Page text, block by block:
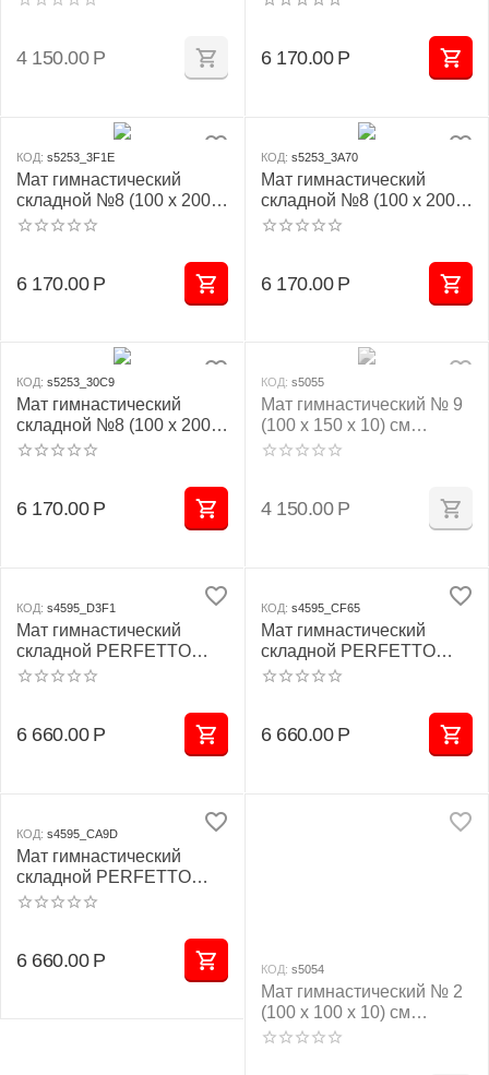
4 150.00 Р 6 170.00 Р
КОД: s5253_3F1E
Мат гимнастический
складной №8 (100 х 200 х
10) см сине/жёлтый 1
6 170.00 Р
КОД: s5253_3A70
Мат гимнастический
складной №8 (100 х 200 х
10) см красно/жёлтый 1
6 170.00 Р
КОД: s5253_30C9
Мат гимнастический
складной №8 (100 х 200 х
10) см зелёно/жёлтый 1
6 170.00 Р
КОД: s5055
Мат гимнастический № 9
(100 х 150 х 10) см
бежевый
4 150.00 Р
КОД: s4595_D3F1
Мат гимнастический
складной PERFETTO
SPORT № 5 (100 х 200 х
6 660.00 Р
КОД: s4595_CF65
Мат гимнастический
складной PERFETTO
SPORT № 5 (100 х 200 х
6 660.00 Р
КОД: s4595_CA9D
Мат гимнастический
складной PERFETTO
SPORT № 5 (100 х 200 х
6 660.00 Р КОД: s5054
Мат гимнастический № 2
(100 х 100 х 10) см
красно/жёлтый